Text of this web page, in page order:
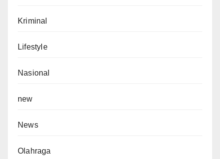
Kriminal
Lifestyle
Nasional
new
News
Olahraga